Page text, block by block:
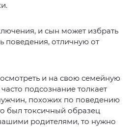
и сын может избрать
поведения, отличную от
и на свою семейную
подсознание толкает
похожих по поведению
был токсичный образец
родителями, то нужно